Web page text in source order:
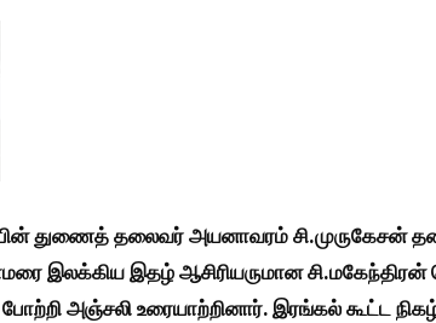
துணைத் தலைவர் அயனாவரம் சி.முருகேசன்
இலக்கிய இதழ் ஆசிரியருமான
அஞ்சலி உரையாற்றினார். இரங்கல் கூட்ட